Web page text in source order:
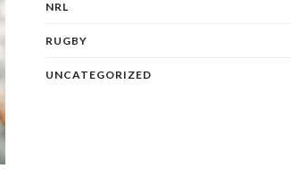
NRL
RUGBY
UNCATEGORIZED